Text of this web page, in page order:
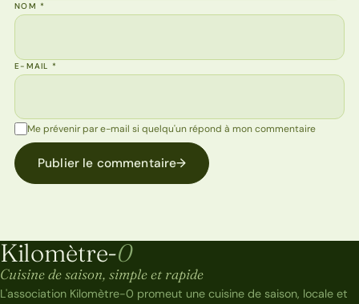
NOM*
E-MAIL*
Me prévenir par e-mail si quelqu'un répond à mon commentaire
Publier le commentaire→
Kilomètre-0
Kilomètre-0
Cuisine de saison, simple et rapide
L'association Kilomètre-0 promeut une cuisine de saison, locale et